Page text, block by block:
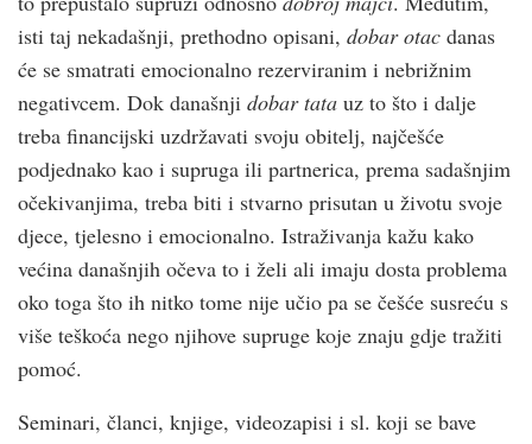
isti taj nekadašnji, prethodno opisani, dobar otac danas
će se smatrati emocionalno rezerviranim i nebrižnim
negativcem. Dok današnji dobar tata uz to što i dalje
treba financijski uzdržavati svoju obitelj, najčešće
podjednako kao i supruga ili partnerica, prema sadašnjim
očekivanjima, treba biti i stvarno prisutan u životu svoje
djece, tjelesno i emocionalno. Istraživanja kažu kako
većina današnjih očeva to i želi ali imaju dosta problema
oko toga što ih nitko tome nije učio pa se češće susreću s
više teškoća nego njihove supruge koje znaju gdje tražiti
pomoć.
Seminari, članci, knjige, videozapisi i sl. koji se bave